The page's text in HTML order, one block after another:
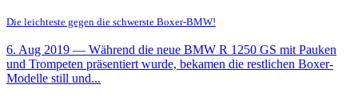
Die leichteste gegen die schwerste Boxer-BMW!
6. Aug 2019 — Während die neue BMW R 1250 GS mit Pauken
und Trompeten präsentiert wurde, bekamen die restlichen Boxer-
Modelle still und...